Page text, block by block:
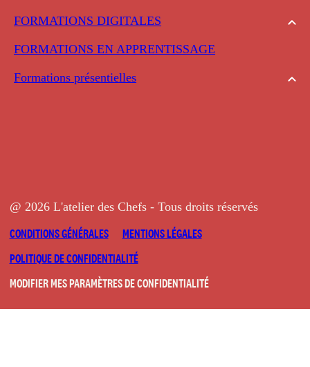
FORMATIONS DIGITALES
FORMATIONS EN APPRENTISSAGE
Formations présentielles
@ 2026 L'atelier des Chefs - Tous droits réservés
CONDITIONS GÉNÉRALES
MENTIONS LÉGALES
POLITIQUE DE CONFIDENTIALITÉ
MODIFIER MES PARAMÈTRES DE CONFIDENTIALITÉ